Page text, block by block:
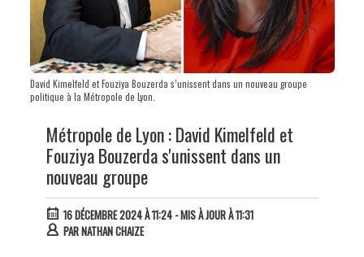
David Kimelfeld et Fouziya Bouzerda s’unissent dans un nouveau groupe
politique à la Métropole de Lyon.
Métropole de Lyon : David Kimelfeld et
Fouziya Bouzerda s'unissent dans un
nouveau groupe
16 DÉCEMBRE 2024 À 11:24- MIS À JOUR À 11:31
PARNATHAN CHAIZE